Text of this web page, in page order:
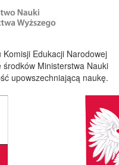
Edukacji Narodowej
środków Ministerstwa Nauki
upowszechniającą naukę.